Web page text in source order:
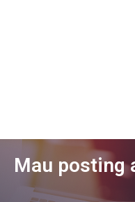
Mau posting